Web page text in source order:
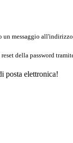
un messaggio
della password
posta elettronica!